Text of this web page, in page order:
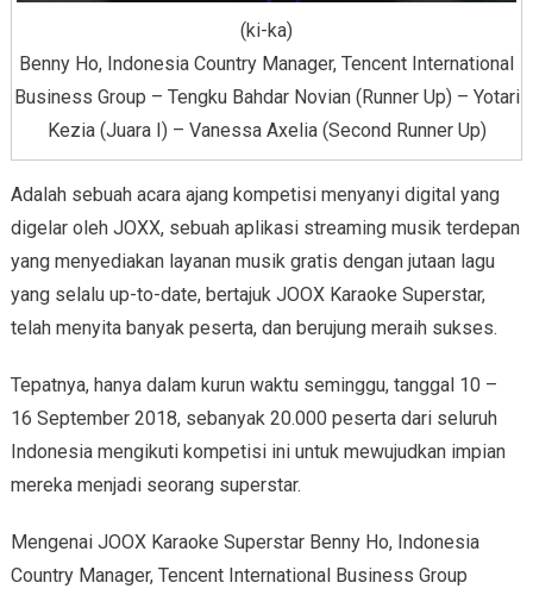
(ki-ka)
Benny Ho, Indonesia Country Manager, Tencent International
Business Group – Tengku Bahdar Novian (Runner Up) – Yotari
Kezia (Juara I) – Vanessa Axelia (Second Runner Up)
Adalah sebuah acara ajang kompetisi menyanyi digital yang
digelar oleh JOXX, sebuah aplikasi streaming musik terdepan
yang menyediakan layanan musik gratis dengan jutaan lagu
yang selalu up-to-date, bertajuk JOOX Karaoke Superstar,
telah menyita banyak peserta, dan berujung meraih sukses.
Tepatnya, hanya dalam kurun waktu seminggu, tanggal 10 –
16 September 2018, sebanyak 20.000 peserta dari seluruh
Indonesia mengikuti kompetisi ini untuk mewujudkan impian
mereka menjadi seorang superstar.
Mengenai JOOX Karaoke Superstar Benny Ho, Indonesia
Country Manager, Tencent International Business Group